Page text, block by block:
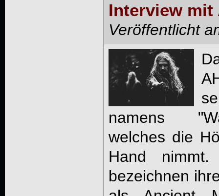
Interview mit
Veröffentlicht
namens
welches die
Hand
bezeichnen